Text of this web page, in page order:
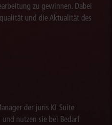
zu gewinnen. Dabei
und die Aktualität des
der juris KI-Suite
und nutzen sie bei Bedarf